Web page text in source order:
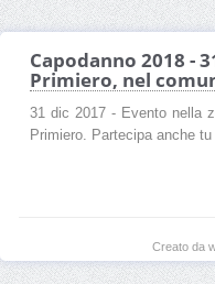
Capodanno 2018 -
Primiero, nel
31 dic 2017 - Evento nella
Primiero. Partecipa anche tu
Creato da